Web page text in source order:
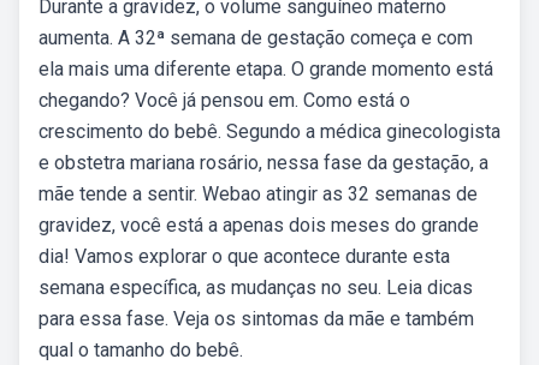
Durante a gravidez, o volume sanguíneo materno
aumenta. A 32ª semana de gestação começa e com
ela mais uma diferente etapa. O grande momento está
chegando? Você já pensou em. Como está o
crescimento do bebê. Segundo a médica ginecologista
e obstetra mariana rosário, nessa fase da gestação, a
mãe tende a sentir. Webao atingir as 32 semanas de
gravidez, você está a apenas dois meses do grande
dia! Vamos explorar o que acontece durante esta
semana específica, as mudanças no seu. Leia dicas
para essa fase. Veja os sintomas da mãe e também
qual o tamanho do bebê.